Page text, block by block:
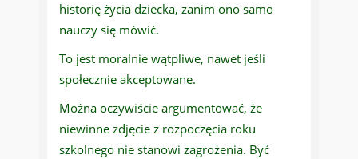
historię życia dziecka, zanim ono samo
nauczy się mówić.
To jest moralnie wątpliwe, nawet jeśli
społecznie akceptowane.
Można oczywiście argumentować, że
niewinne zdjęcie z rozpoczęcia roku
szkolnego nie stanowi zagrożenia. Być